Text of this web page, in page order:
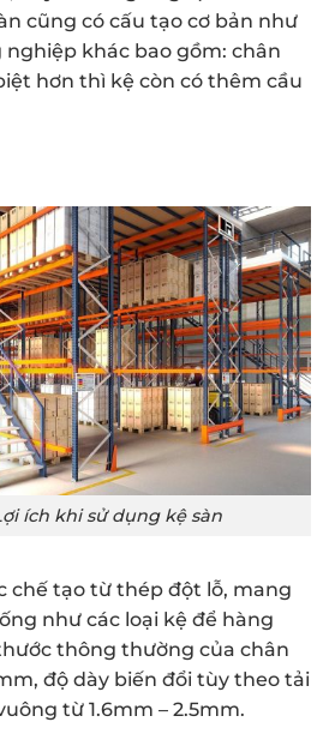
cũng có cấu tạo cơ bản như
khác bao gồm: chân
hơn thì kệ còn có thêm cầu
ích khi sử dụng kệ sàn
chế tạo từ thép đột lỗ, mang
như các loại kệ để hàng
thông thường của chân
độ dày biến đổi tùy theo tải
từ 1.6mm – 2.5mm.